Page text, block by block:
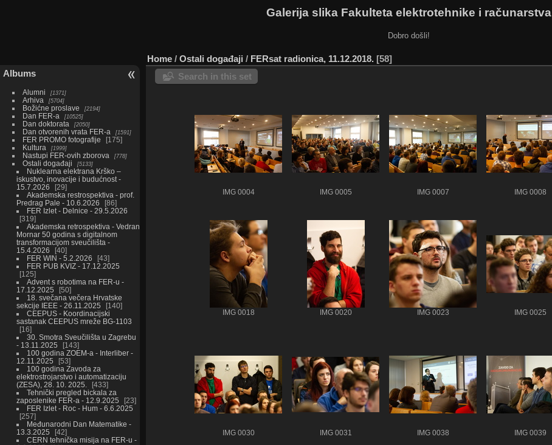
Galerija slika Fakulteta elektrotehnike i računarstva
Dobro došli!
Albums
Alumni 1371
Arhiva 5704
Božićne proslave 2194
Dan FER-a 10525
Dan doktorata 2050
Dan otvorenih vrata FER-a 1591
FER PROMO fotografije
175
Kultura
1999
Nastupi FER-ovih zborova 778
Ostali događaji 5133
Nuklearna elektrana Krško –
iskustvo, inovacije i budućnost -
15.7.2026
29
Akademska restrospektiva - prof.
Predrag Pale - 10.6.2026
86
FER Izlet - Delnice - 29.5.2026
319
Akademska retrospektiva - Vedran
Mornar 50 godina s digitalnom
transformacijom sveučilišta -
15.4.2026
40
FER WIN - 5.2.2026
43
FER PUB KVIZ - 17.12.2025
125
Advent s robotima na FER-u -
17.12.2025
50
18. svečana večera Hrvatske
sekcije IEEE - 26.11.2025
140
CEEPUS - Koordinacijski
sastanak CEEPUS mreže BG-1103
16
30. Smotra Sveučilišta u Zagrebu
- 13.11.2025
143
100 godina ZOEM-a - Interliber -
12.11.2025
53
100 godina Zavoda za
elektrostrojarstvo i automatizaciju
(ZESA), 28. 10. 2025.
433
Tehnički pregled bickala za
zaposlenike FER-a - 12.9.2025
23
FER Izlet - Roc - Hum - 6.6.2025
257
Međunarodni Dan Matematike -
13.3.2025
42
CERN tehnička misija na FER-u -
Home / Ostali događaji / FERsat radionica, 11.12.2018. 58
Search in this set
IMG 0004 IMG 0005 IMG 0007 IMG 0008
IMG 0018 IMG 0020 IMG 0023 IMG 0025
IMG 0030 IMG 0031 IMG 0038 IMG 0039